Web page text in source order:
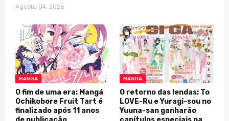
Agosto 04, 2026
MANGA
O fim de uma era: Mangá
Ochikobore Fruit Tart é
finalizado após 11 anos
MANGA
O retorno das lendas: To
LOVE-Ru e Yuragi-sou no
Yuuna-san ganharão